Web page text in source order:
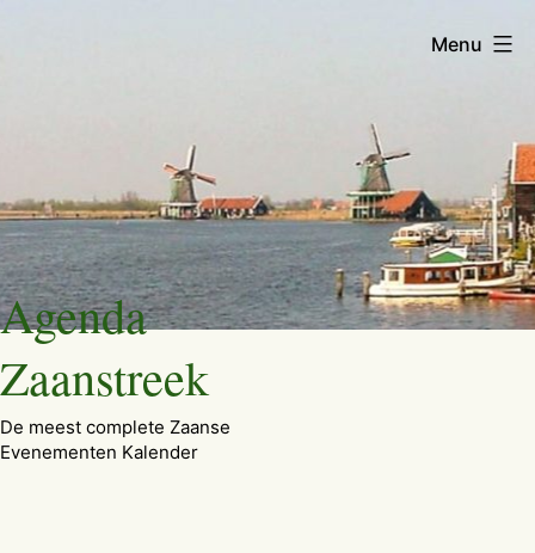
Ga
naar
de
inhoud
Agenda
Zaanstreek
De meest complete Zaanse
Evenementen Kalender
Menu